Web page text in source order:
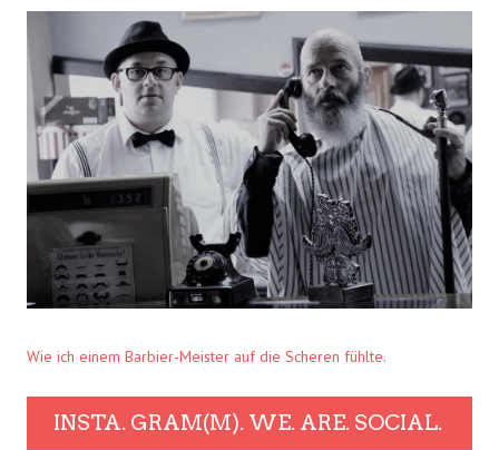
Wie ich einem Barbier-Meister auf die Scheren fühlte.
INSTA. GRAM(M). WE. ARE. SOCIAL.